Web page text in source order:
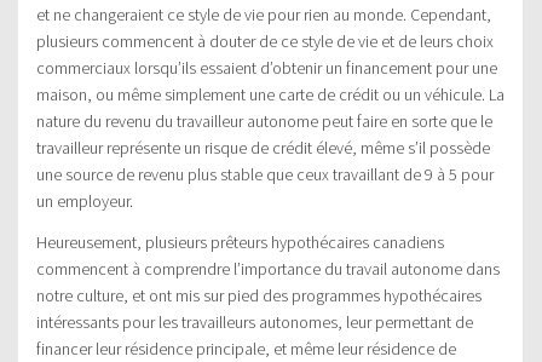
et ne changeraient ce style de vie pour rien au monde. Cependant,
plusieurs commencent à douter de ce style de vie et de leurs choix
commerciaux lorsqu’ils essaient d’obtenir un financement pour une
maison, ou même simplement une carte de crédit ou un véhicule. La
nature du revenu du travailleur autonome peut faire en sorte que le
travailleur représente un risque de crédit élevé, même s’il possède
une source de revenu plus stable que ceux travaillant de 9 à 5 pour
un employeur.
Heureusement, plusieurs prêteurs hypothécaires canadiens
commencent à comprendre l’importance du travail autonome dans
notre culture, et ont mis sur pied des programmes hypothécaires
intéressants pour les travailleurs autonomes, leur permettant de
financer leur résidence principale, et même leur résidence de